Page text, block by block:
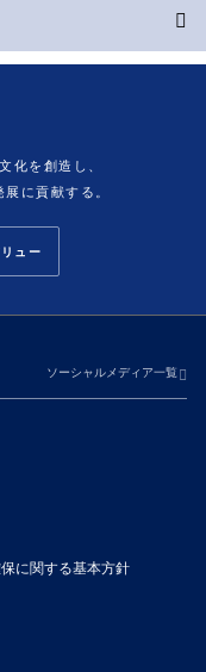
化を創造し、
に貢献する。
ュー
ソーシャルメディア一覧
に関する基本方針